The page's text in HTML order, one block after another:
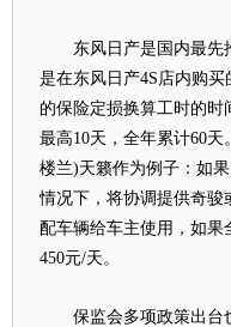
东风日产是国内最先推
是在东风日产4S店内购
的保险定损换算工时的
最高10天，全年累计60
楼兰)天籁作为例子：如
情况下，将协调提供奇骏
配车辆给车主使用，如
450元/天。
保监会多项政策出台也